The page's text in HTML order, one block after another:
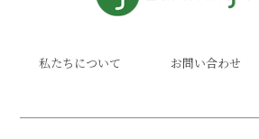
私たちについて お問い合わせ